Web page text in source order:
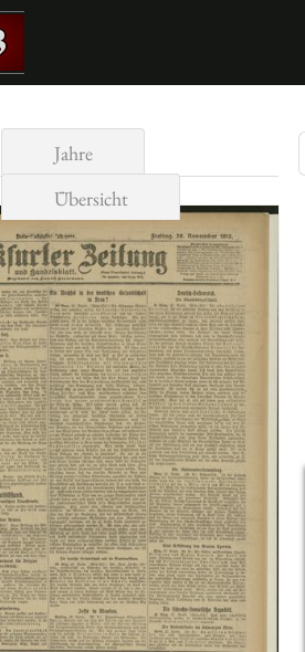
Jahre
Übersicht